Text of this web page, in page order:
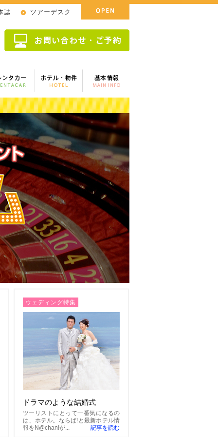
ツアーデスク
誌
ウェディング特集
ドラマのような結婚式
ツーリストにとって一番気になるの
は、ホテル。ならば!と最新ホテル情
報をN@chan!が...
記事を読む